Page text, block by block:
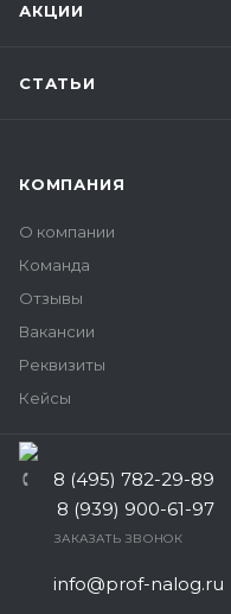
АКЦИИ
СТАТЬИ
КОМПАНИЯ
О компании
Команда
Отзывы
Вакансии
Реквизиты
Кейсы
8 (495) 782-29-89
8 (939) 900-61-97
ЗАКАЗАТЬ ЗВОНОК
info@prof-nalog.ru